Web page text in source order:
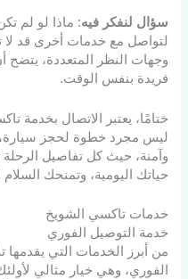
سؤال لنفكر فيه: ماذا لو لم
لتواصل مع خدمات أخرى قد لا
وجهات النظر المتعددة،
فريدة بنفس الوقت.
ليس مجرد خطوة لحجز سيارة،
وآمنة، حيث كل تفاصيل الرحلة
حياتك اليومية، وتمنحك
خدمات تاكسي الشويخ
خدمة التوصيل الفوري
من أبرز الخدمات التي
الفوري، وهي خيار مثالي